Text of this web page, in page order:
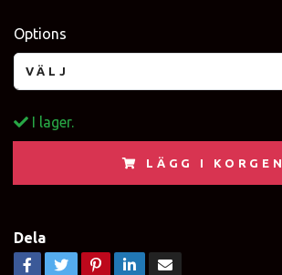
Options
VÄLJ
I lager.
LÄGG I KORGEN
Dela